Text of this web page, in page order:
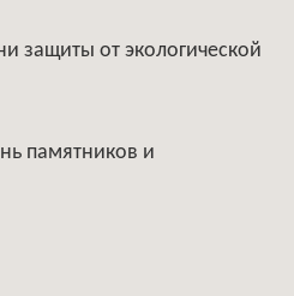
защиты от экологической
памятников и